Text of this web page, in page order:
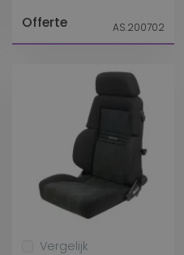
Offerte AS.200702
Vergelijk